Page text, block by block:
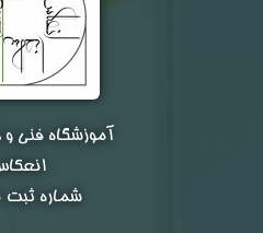
آموزشگاه فنی و
شماره ثبت ۲۹۵۷۰